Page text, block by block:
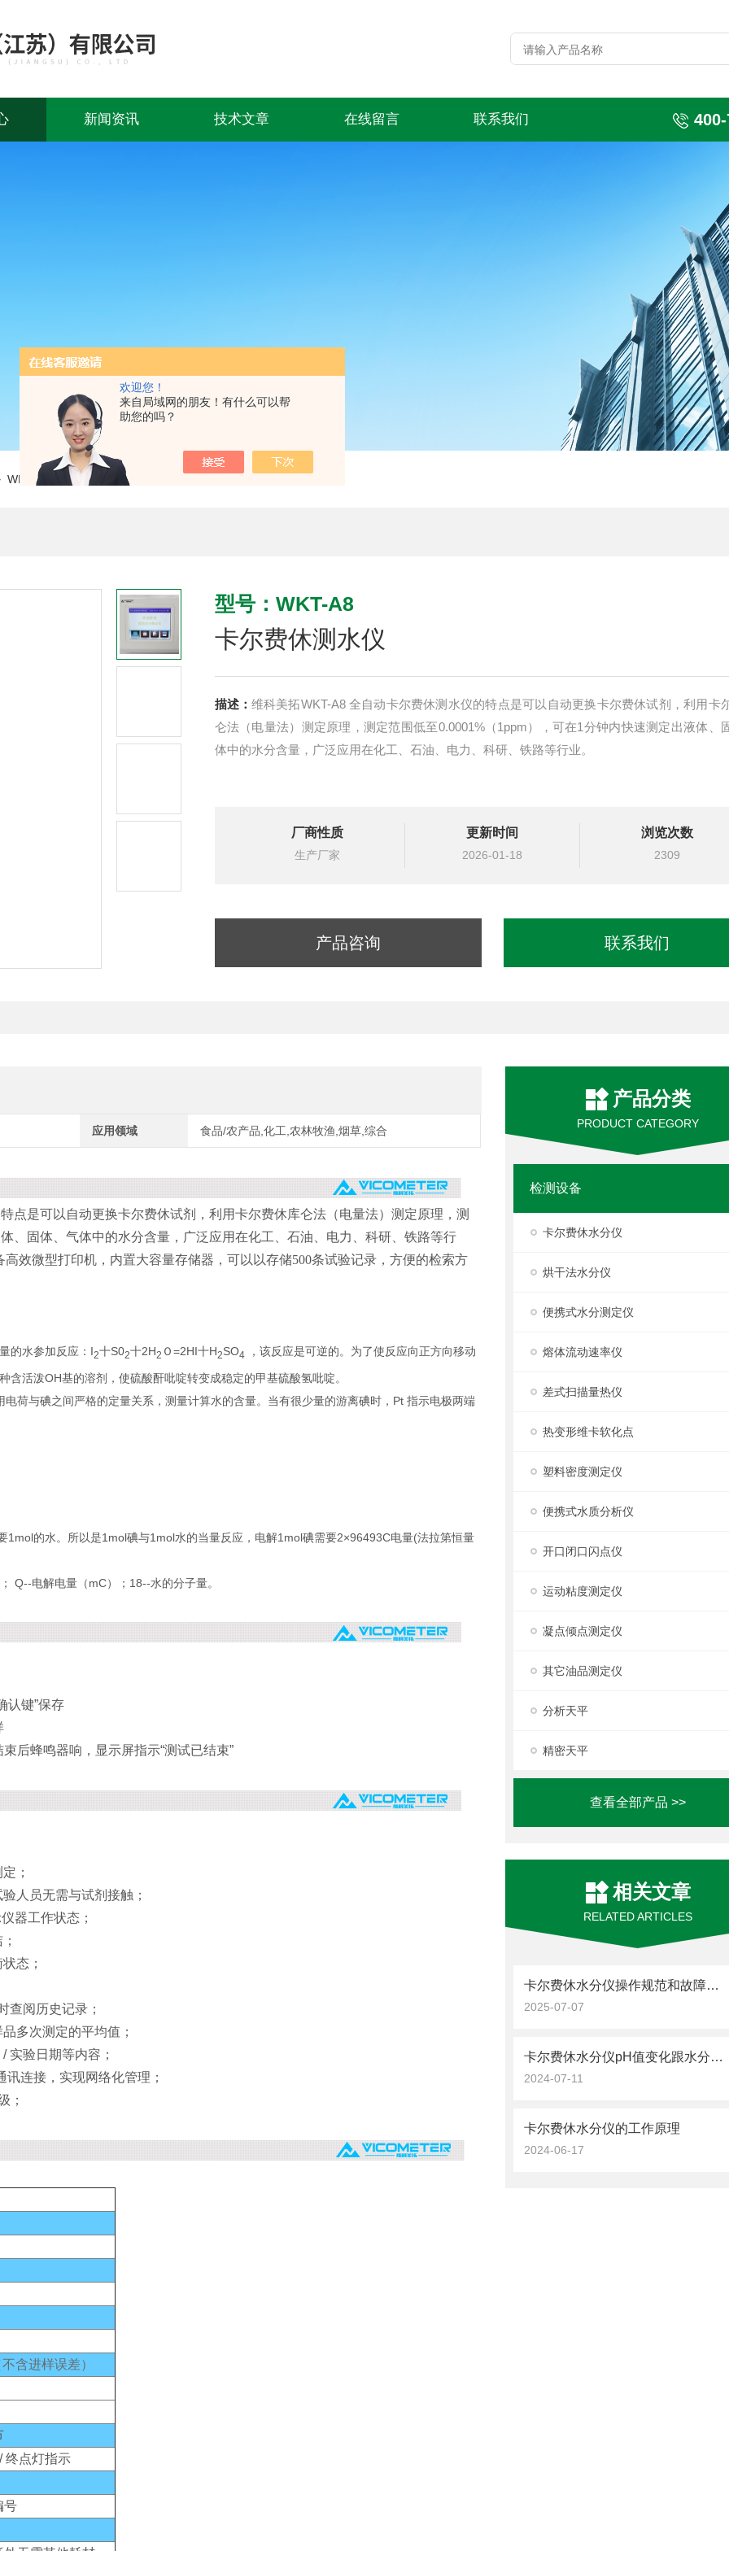
欢迎您！
来自局域网的朋友！有什么可以帮
助您的吗？
新闻资讯 技术文章 在线留言 联系我们
A8卡尔费休测水仪
型号：WKT-A8
卡尔费休测水仪
描述： 维科美拓WKT-A8 全自动卡尔费休测水仪的特点是可以自动更换卡尔费休试剂，利用卡
仑法（电量法）测定原理，测定范围低至0.0001%（1ppm），可在1分钟内快速测定出液体、
体中的水分含量，广泛应用在化工、石油、电力、科研、铁路等行业。
厂商性质
生产厂家
更新时间
2026-01-18
浏览次数
2309
产品咨询 联系我们
产品分类
PRODUCT CATEGORY
检测设备
卡尔费休水分仪
烘干法水分仪
便携式水分测定仪
熔体流动速率仪
差式扫描量热仪
热变形维卡软化点
塑料密度测定仪
便携式水质分析仪
开口闭口闪点仪
运动粘度测定仪
凝点倾点测定仪
其它油品测定仪
分析天平
精密天平
查看全部产品 >>
相关文章
RELATED ARTICLES
卡尔费休水分仪操作规范和故障解决
2025-07-07
卡尔费休水分仪pH值变化跟水分含量计算
2024-07-11
卡尔费休水分仪的工作原理
2024-06-17
应用领域 食品/农产品,化工,农林牧渔,烟草,综合
点是可以自动更换卡尔费休试剂，利用卡尔费休库仑法（电量法）测定原理，测
、固体、气体中的水分含量，广泛应用在化工、石油、电力、科研、铁路等行
效微型打印机， 内置大容量存储器，可以以存储500条试验记录，方便的检索方
的水参加反应：I2十S02十2H2 Ｏ=2HI十H2SO4 ，该反应是可逆的。为了使反应向正方向移动
活泼OH基的溶剂，使硫酸酐吡啶转变成稳定的甲基硫酸氢吡啶。
荷与碘之间严格的定量关系，测量计算水的含量。当有很少量的游离碘时，Pt 指示电极两端
的水。所以是1mol碘与1mol水的当量反应，电解1mol碘需要2×96493C电量(法拉第恒量
Q--电解电量（mC）；18--水的分子量。
认键”保存
蜂鸣器响，显示屏指示“测试已结束”
；
人员无需与试剂接触；
器工作状态；
态；
查阅历史记录；
多次测定的平均值；
实验日期等内容；
连接，实现网络化管理；
；
含进样误差）
终点灯指示
号